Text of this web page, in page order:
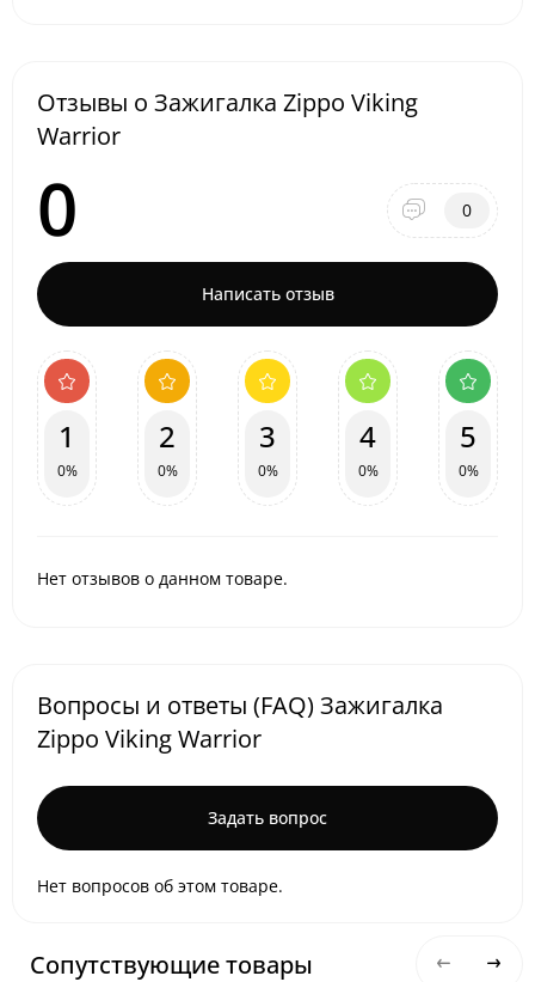
Отзывы о Зажигалка Zippo Viking
Warrior
0 0
Написать отзыв
1
0%
2
0%
3
0%
4
0%
5
0%
Нет отзывов о данном товаре.
Вопросы и ответы (FAQ) Зажигалка
Zippo Viking Warrior
Задать вопрос
Нет вопросов об этом товаре.
Сопутствующие товары